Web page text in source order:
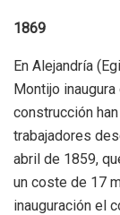
1869
En Alejandría
Montijo
construcción
trabajadores
abril de 1859,
un coste de 17
inauguración el